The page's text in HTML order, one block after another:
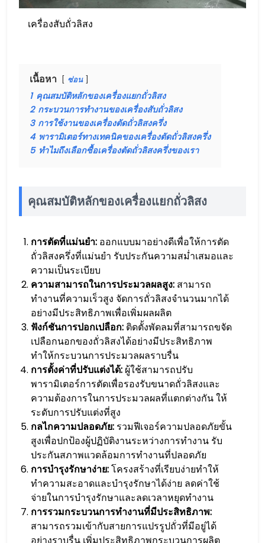
เครื่องสับถั่วลิสง
เนื้อหา ซ่อน
1 คุณสมบัติหลักของเครื่องแยกถั่วลิสง
2 กระบวนการทำงานของเครื่องสับถั่วลิสง
3 การใช้งานของเครื่องตัดถั่วลิสงครึ่ง
4 พารามิเตอร์ทางเทคนิคของเครื่องตัดถั่วลิสงครึ่ง
5 ทำไมถึงเลือกซื้อเครื่องตัดถั่วลิสงครึ่งของเรา
คุณสมบัติหลักของเครื่องแยกถั่วลิสง
การตัดที่แม่นยำ: ออกแบบมาอย่างดีเพื่อให้การตัด
ถั่วลิสงครึ่งที่แม่นยำ รับประกันความสม่ำเสมอและ
ความเป็นระเบียบ
ความสามารถในการประมวลผลสูง: สามารถ
ทำงานที่ความเร็วสูง จัดการถั่วลิสงจำนวนมากได้
อย่างมีประสิทธิภาพเพื่อเพิ่มผลผลิต
ฟังก์ชันการปอกเปลือก: ติดตั้งพัดลมที่สามารถขจัด
เปลือกนอกของถั่วลิสงได้อย่างมีประสิทธิภาพ
ทำให้กระบวนการประมวลผลราบรื่น
การตั้งค่าที่ปรับแต่งได้: ผู้ใช้สามารถปรับ
พารามิเตอร์การตัดเพื่อรองรับขนาดถั่วลิสงและ
ความต้องการในการประมวลผลที่แตกต่างกัน ให้
ระดับการปรับแต่งที่สูง
กลไกความปลอดภัย: รวมฟีเจอร์ความปลอดภัยขั้น
สูงเพื่อปกป้องผู้ปฏิบัติงานระหว่างการทำงาน รับ
ประกันสภาพแวดล้อมการทำงานที่ปลอดภัย
การบำรุงรักษาง่าย:โครงสร้างที่เรียบง่ายทำให้
ทำความสะอาดและบำรุงรักษาได้ง่าย ลดค่าใช้
จ่ายในการบำรุงรักษาและลดเวลาหยุดทำงาน
การรวมกระบวนการทำงานที่มีประสิทธิภาพ:
สามารถรวมเข้ากับสายการแปรรูปถั่วที่มีอยู่ได้